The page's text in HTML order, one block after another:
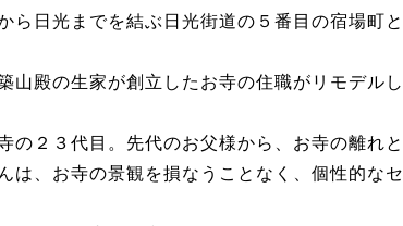
ら日光までを結ぶ日光街道の５番目の宿場町と
山殿の生家が創立したお寺の住職がリモデルし
の２３代目。先代のお父様から、お寺の離れと
は、お寺の景観を損なうことなく、個性的なセ